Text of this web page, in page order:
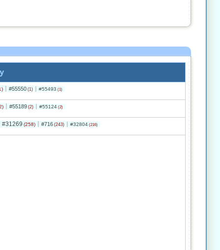
#55550 (1) #55493 (1)
#55189 (2) #55124 (2)
#31269 (258) #716 (243) #32804 (216)